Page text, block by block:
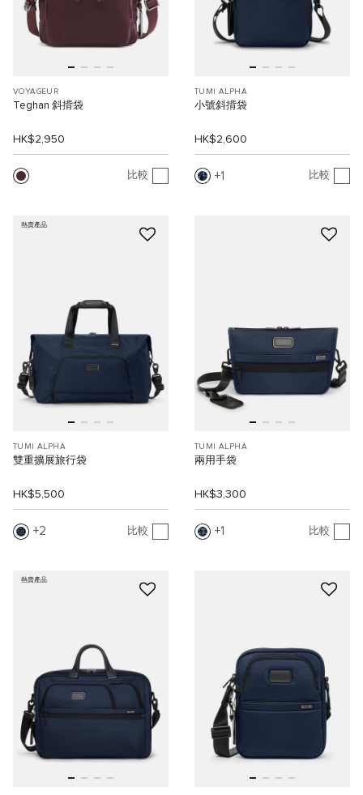
VOYAGEUR
Teghan 斜揹袋
HK$2,950
比較
TUMI ALPHA
小號斜揹袋
HK$2,600
1 比較
熱賣產品
TUMI ALPHA
雙重擴展旅行袋
HK$5,500
2 比較
TUMI ALPHA
兩用手袋
HK$3,300
1 比較
熱賣產品